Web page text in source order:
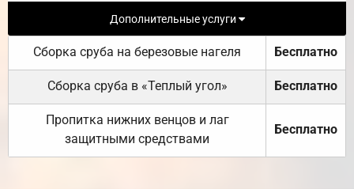
Дополнительные услуги
Сборка сруба на березовые нагеля Бесплатно
Сборка сруба в «Теплый угол» Бесплатно
Пропитка нижних венцов и лаг
защитными средствами
Бесплатно